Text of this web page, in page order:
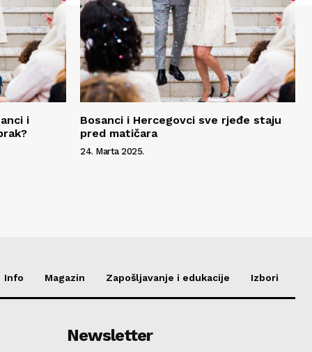
i
Bosanci i Hercegovci sve rjeđe staju
pred matičara
24. Marta 2025.
Info Magazin Zapošljavanje i edukacije Izbori
Newsletter